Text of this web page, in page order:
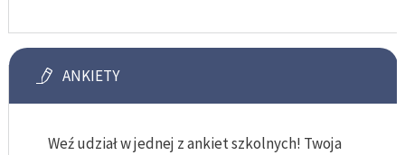
ANKIETY
Weź udział w jednej z ankiet szkolnych! Twoja